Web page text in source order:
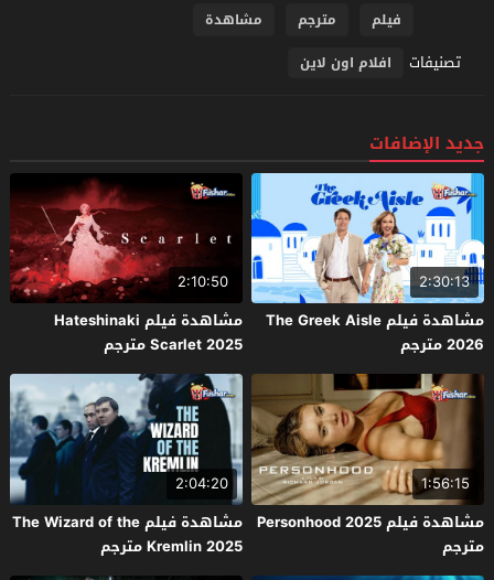
فيلم
مترجم مشاهدة
تصنيفات افلام اون لاين
جديد الإضافات
2:30:13
مشاهدة فيلم The Greek Aisle
2026 مترجم
2:10:50
مشاهدة فيلم Hateshinaki
Scarlet 2025 مترجم
1:56:15
مشاهدة فيلم Personhood 2025
مترجم
2:04:20
مشاهدة فيلم The Wizard of the
Kremlin 2025 مترجم